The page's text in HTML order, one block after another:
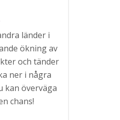
länder i
ökning av
och tänder
ner i några
kan överväga
chans!